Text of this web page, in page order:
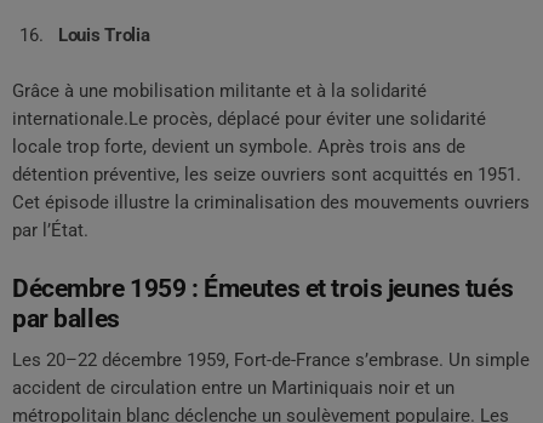
Louis Trolia
Grâce à une mobilisation militante et à la solidarité
internationale.Le procès, déplacé pour éviter une solidarité
locale trop forte, devient un symbole. Après trois ans de
détention préventive, les seize ouvriers sont acquittés en 1951.
Cet épisode illustre la criminalisation des mouvements ouvriers
par l’État.
Décembre 1959 : Émeutes et trois jeunes tués
par balles
Les 20–22 décembre 1959, Fort-de-France s’embrase. Un simple
accident de circulation entre un Martiniquais noir et un
métropolitain blanc déclenche un soulèvement populaire. Les